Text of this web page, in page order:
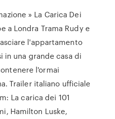
» La Carica Dei
a Londra Trama Rudy e
l'appartamento
in una grande casa di
l'ormai
Trailer italiano ufficiale
La carica dei 101
Hamilton Luske,